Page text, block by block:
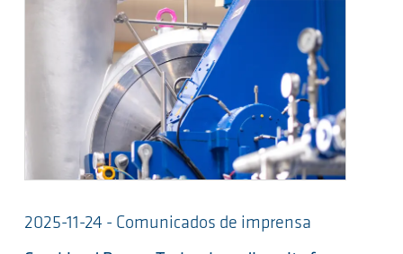
2025-11-24 - Comunicados de imprensa